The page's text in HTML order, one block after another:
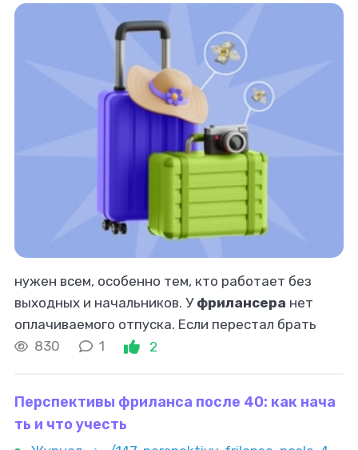
нужен всем, особенно тем, кто работает без
выходных и начальников. У фрилансера нет
оплачиваемого отпуска. Если перестал брать
заказы
, значит перестал получать деньги.
830 1 2
Перспективы фриланса после 40: как нача
ть и что учесть